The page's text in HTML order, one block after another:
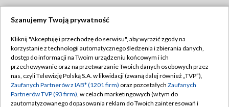
TVP
Abonament TVP
Emisja w TVP
Centrum informacji TVP
Regulamin TVP
Polityka prywatności
Moje zgody
Szanujemy Twoją prywatność
Kliknij "Akceptuję i przechodzę do serwisu", aby wyrazić zgody na
korzystanie z technologii automatycznego śledzenia i zbierania danych,
dostęp do informacji na Twoim urządzeniu końcowym i ich
przechowywanie oraz na przetwarzanie Twoich danych osobowych przez
nas, czyli Telewizję Polską S.A. w likwidacji (zwaną dalej również „TVP”),
Zaufanych Partnerów z IAB* (1201 firm) oraz pozostałych Zaufanych
Partnerów TVP (93 firm), w celach marketingowych (w tym do
zautomatyzowanego dopasowania reklam do Twoich zainteresowań i